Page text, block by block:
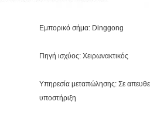
Εμπορικό σήμα: Dinggong
Πηγή ισχύος: Χειρωνακτικός
Υπηρεσία μεταπώλησης: Σε
υποστήριξη